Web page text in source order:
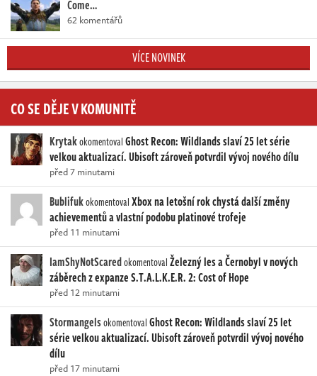
Come…
62 komentářů
VÍCE NOVINEK
CO SE DĚJE V KOMUNITĚ
KrytakokomentovalGhost Recon: Wildlands slaví 25 let série
velkou aktualizací. Ubisoft zároveň potvrdil vývoj nového dílu
před 7 minutami
BublifukokomentovalXbox na letošní rok chystá další změny
achievementů a vlastní podobu platinové trofeje
před 11 minutami
IamShyNotScaredokomentovalŽelezný les a Černobyl v nových
záběrech z expanze S.T.A.L.K.E.R. 2: Cost of Hope
před 12 minutami
StormangelsokomentovalGhost Recon: Wildlands slaví 25 let
série velkou aktualizací. Ubisoft zároveň potvrdil vývoj nového
dílu
před 17 minutami